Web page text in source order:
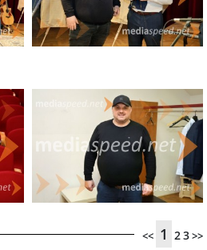
<< 1 23>>